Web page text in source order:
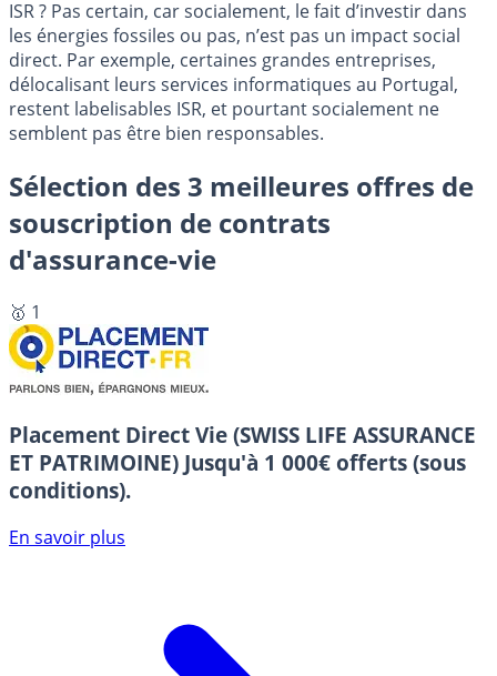
ISR ? Pas certain, car socialement, le fait d’investir dans
les énergies fossiles ou pas, n’est pas un impact social
direct. Par exemple, certaines grandes entreprises,
délocalisant leurs services informatiques au Portugal,
restent labelisables ISR, et pourtant socialement ne
semblent pas être bien responsables.
Sélection des 3 meilleures offres de
souscription de contrats
d'assurance-vie
🥇 1
Placement Direct Vie (SWISS LIFE ASSURANCE
ET PATRIMOINE) Jusqu'à 1 000€ offerts (sous
conditions).
En savoir plus